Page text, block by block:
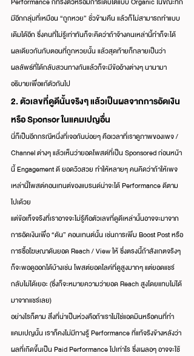
มีอีกกลุ่มที่เหมือน “ถูกหวย” ชั่วข้ามคืน แล้วก็ไม่สามารถทำแบบ
เดิมได้อีก ซึ่งคนที่ไม่รู้เท่าทันก็จะคิดว่าถ้าจ้างคนเหล่านี้ทำก็จะได้
ผลเดียวกันกับตอนที่ถูกหวยนั้น แล้วสุดท้ายก็กลายเป็นว่า
ผลลัพธ์ที่ได้กลับสวนทางกันแล้วก็จะมีข้ออ้างต่างๆ นานามา
อธิบายเพื่อแก้ตัวกันไป
2. ตัวเลขที่ดูดีนั้นจริงๆ แล้วเป็นผลจากการอัดเงิน
หรือ Sponsor ในแคมเปญอื่น
นี่ก็เป็นอีกกรณีหนึ่งที่เจอกันบ่อยๆ คือเวลาที่เราดูภาพของเพจ /
Channel ต่างๆ แล้วเห็นว่ายอดโพสต์ที่เป็น Sponsored ก่อนหน้า
นี้ Engagement ดี ยอดวิวสวย ทำให้หลายๆ คนคิดว่าถ้าให้เพจ
เหล่านี้โพสต์คอนเทนต์ของแบรนด์น่าจะได้ Performance ดีตาม
ไปเด้วย
แต่ข้อเท็จจริงที่เราอาจจะไม่รู้คือตัวเลขที่ดูดีเหล่านั้นอาจจะมาจาก
การอัดเงินเพื่อ “ดัน” คอนเทนต์นั้น เช่นการเพิ่ม Boost Post หรือ
การซื้อโฆษณาดันยอด Reach / View ให้ ซึ่งตรงนี้ถ้าสังเกตจริงๆ
ก็จะพอดูออกได้บ้างเช่น โพสต์ยอดไลค์ที่ดูสูงมากๆ แต่ยอดแชร์
กลับไม่ได้เยอะ (ซึ่งก็จะหมายความว่ายอด Reach สูงโดยแทบไม่ได้
มาจากแชร์เลย)
อย่างไรก็ตาม สิ่งที่น่าเป็นห่วงคือถ้าเราไม่ใช่แอดมินหรือคนที่ทำ
แคมเปญนั้น เราก็คงไม่มีทางรู้ Performance ที่แท้จริงข้างหลังว่า
ผลที่เกิดขึ้นเป็น Paid Performance ไปเท่าไร ซึ่งเผลอๆ อาจจะใช้